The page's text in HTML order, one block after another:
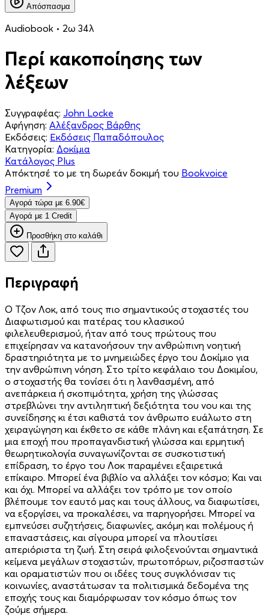
Απόσπασμα
Audiobook • 2ω 34λ
Περί κακοποίησης των
λέξεων
Συγγραφέας: John Locke
Αφήγηση: Αλέξανδρος Βάρθης
Εκδόσεις: Εκδόσεις Παπαδόπουλος
Κατηγορία: Δοκίμια
Κατάλογος Plus
Απόκτησέ το με τη δωρεάν δοκιμή του Bookvoice
Premium
Aγορά τώρα με 6.90€
Aγορά με 1 Credit
Προσθήκη στο καλάθι
Περιγραφή
Ο Τζον Λοκ, από τους πιο σημαντικούς στοχαστές του
Διαφωτισμού και πατέρας του κλασικού
φιλελευθερισμού, ήταν από τους πρώτους που
επιχείρησαν να κατανοήσουν την ανθρώπινη νοητική
δραστηριότητα με το μνημειώδες έργο του Δοκίμιο για
την ανθρώπινη νόηση. Στο τρίτο κεφάλαιο του Δοκιμίου,
ο στοχαστής θα τονίσει ότι η λανθασμένη, από
ανεπάρκεια ή σκοπιμότητα, χρήση της γλώσσας
στρεβλώνει την αντιληπτική δεξιότητα του νου και της
συνείδησης κι έτσι καθιστά τον άνθρωπο ευάλωτο στη
χειραγώγηση και έκθετο σε κάθε πλάνη και εξαπάτηση. Σε
μια εποχή που προπαγανδιστική γλώσσα και ερμητική
θεωρητικολογία συναγωνίζονται σε συσκοτιστική
επίδραση, το έργο του Λοκ παραμένει εξαιρετικά
επίκαιρο. Μπορεί ένα βιβλίο να αλλάξει τον κόσμο; Και ναι
και όχι. Μπορεί να αλλάξει τον τρόπο με τον οποίο
βλέπουμε τον εαυτό μας και τους άλλους, να διαφωτίσει,
να εξοργίσει, να προκαλέσει, να παρηγορήσει. Μπορεί να
εμπνεύσει συζητήσεις, διαφωνίες, ακόμη και πολέμους ή
επαναστάσεις, και σίγουρα μπορεί να πλουτίσει
απεριόριστα τη ζωή. Στη σειρά φιλοξενούνται σημαντικά
κείμενα μεγάλων στοχαστών, πρωτοπόρων, ριζοσπαστών
και οραματιστών που οι ιδέες τους συγκλόνισαν τις
κοινωνίες, αναστάτωσαν τα πολιτισμικά δεδομένα της
εποχής τους και διαμόρφωσαν τον κόσμο όπως τον
ζούμε σήμερα.